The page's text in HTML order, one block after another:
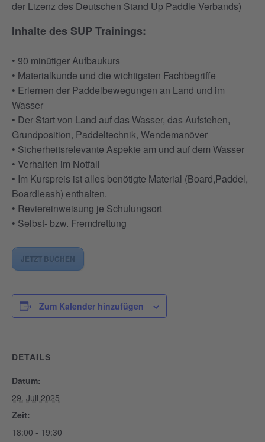
der Lizenz des Deutschen Stand Up Paddle Verbands)
Inhalte des SUP Trainings:
• 90 minütiger Aufbaukurs
• Materialkunde und die wichtigsten Fachbegriffe
• Erlernen der Paddelbewegungen an Land und im
Wasser
• Der Start von Land auf das Wasser, das Aufstehen,
Grundposition, Paddeltechnik, Wendemanöver
• Sicherheitsrelevante Aspekte am und auf dem Wasser
• Verhalten im Notfall
• Im Kurspreis ist alles benötigte Material (Board,Paddel,
Boardleash) enthalten.
• Reviereinweisung je Schulungsort
• Selbst- bzw. Fremdrettung
JETZT BUCHEN
Zum Kalender hinzufügen
DETAILS
Datum:
29. Juli 2025
Zeit:
18:00 - 19:30